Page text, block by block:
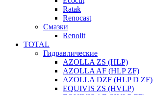
Ratak
Renocast
Смазки
Renolit
TOTAL
Гидравлические
AZOLLA ZS (HLP)
AZOLLA AF (HLP ZF)
AZOLLA DZF (HLP D ZF)
EQUIVIS ZS (HVLP)